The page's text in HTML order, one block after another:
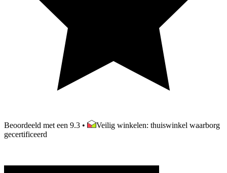
Beoordeeld met een 9.3 •
Veilig winkelen: thuiswinkel waarborg
gecertificeerd